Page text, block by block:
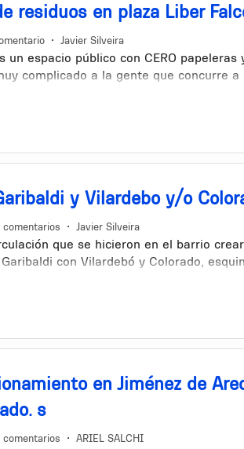
residuos en plaza Liber
• Javier Silveira
un espacio público con CERO papeleras
complicado a la gente que concurre
a la vista
y Vilardebo y/o
comentarios • Javier Silveira
que se hicieron en el barrio
con Vilardebó y Colorado,
a pie o en vehículo en horas pico, en
en Jiménez de
s
comentarios • ARIEL SALCHI